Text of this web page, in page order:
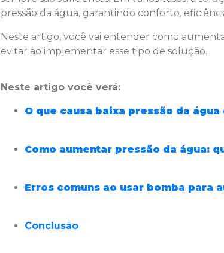
pressão da água, garantindo conforto,
Neste artigo, você vai entender como
evitar ao implementar esse tipo de solução.
Neste artigo você verá:
O que causa baixa pressão da
Como aumentar pressão da água:
Erros comuns ao usar bomba para
Conclusão